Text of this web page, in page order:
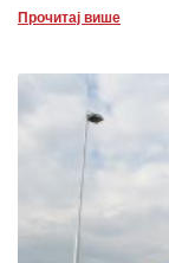
Прочитај више